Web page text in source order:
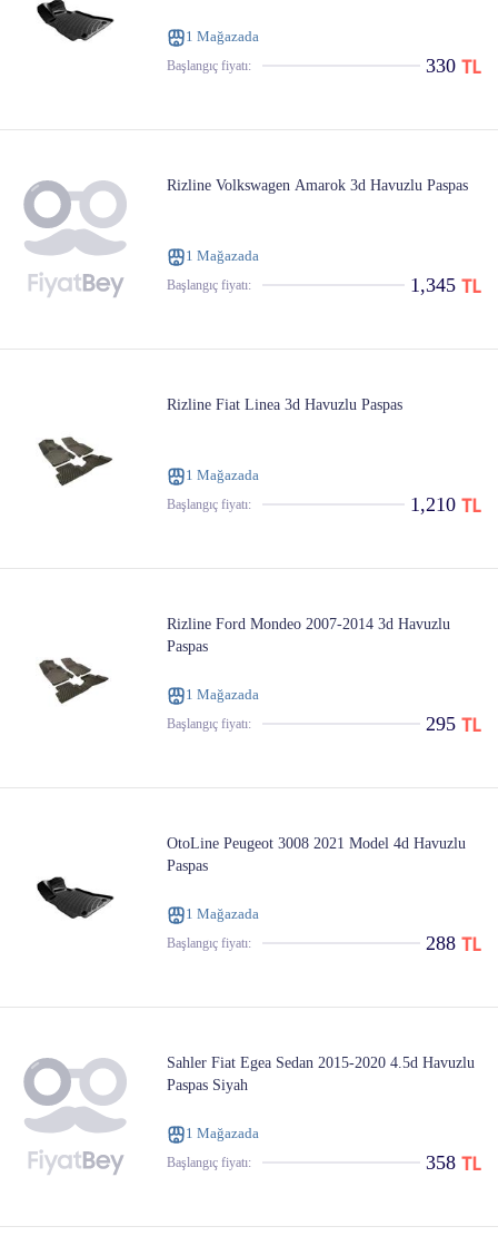
1 Mağazada
Başlangıç ​​fiyatı: 330
Rizline Volkswagen Amarok 3d Havuzlu Paspas
1 Mağazada
Başlangıç ​​fiyatı: 1,345
Rizline Fiat Linea 3d Havuzlu Paspas
1 Mağazada
Başlangıç ​​fiyatı: 1,210
Rizline Ford Mondeo 2007-2014 3d Havuzlu
Paspas
1 Mağazada
Başlangıç ​​fiyatı: 295
OtoLine Peugeot 3008 2021 Model 4d Havuzlu
Paspas
1 Mağazada
Başlangıç ​​fiyatı: 288
Sahler Fiat Egea Sedan 2015-2020 4.5d Havuzlu
Paspas Siyah
1 Mağazada
Başlangıç ​​fiyatı: 358